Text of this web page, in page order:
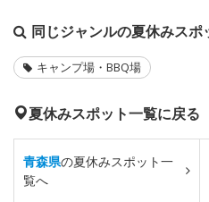
同じジャンルの夏休みスポ
キャンプ場・BBQ場
夏休みスポット一覧に戻る
青森県の夏休みスポット一
覧へ